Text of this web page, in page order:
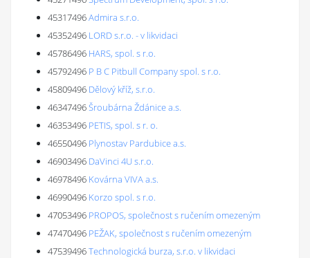
45317496Admira s.r.o.
45352496 LORD s.r.o. - v likvidaci
45786496 HARS, spol. s r.o.
45792496 P B C Pitbull Company spol. s r.o.
45809496 Dělový kříž, s.r.o.
46347496Šroubárna Ždánice a.s.
46353496 PETIS, spol. s r. o.
46550496 Plynostav Pardubice a.s.
46903496 DaVinci 4U s.r.o.
46978496 Kovárna VIVA a.s.
46990496 Korzo spol. s r.o.
47053496 PROPOS, společnost s ručením omezeným
47470496 PEŽAK, společnost s ručením omezeným
47539496Technologická burza, s.r.o. v likvidaci